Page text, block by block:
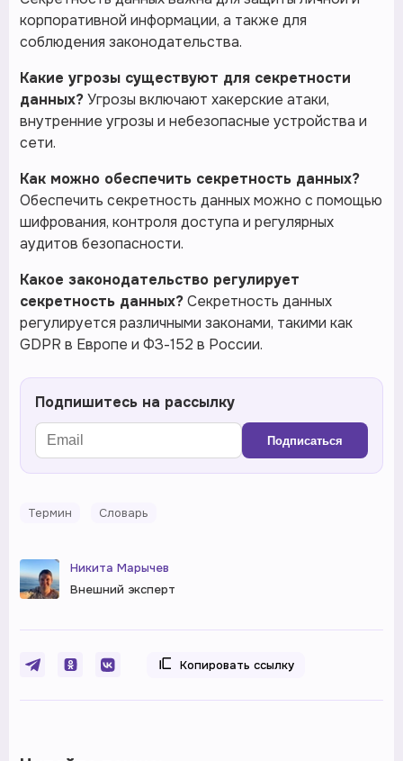
корпоративной информации, а также для
соблюдения законодательства.
Какие угрозы существуют для секретности
данных?Угрозы включают хакерские атаки,
внутренние угрозы и небезопасные устройства и
сети.
Как можно обеспечить секретность данных?
Обеспечить секретность данных можно с помощью
шифрования, контроля доступа и регулярных
аудитов безопасности.
Какое законодательство регулирует
секретность данных?Секретность данных
регулируется различными законами, такими как
GDPR в Европе и ФЗ-152 в России.
Подпишитесь на рассылку
Подписаться
Термин Словарь
Никита Марычев
Внешний эксперт
Копировать ссылку